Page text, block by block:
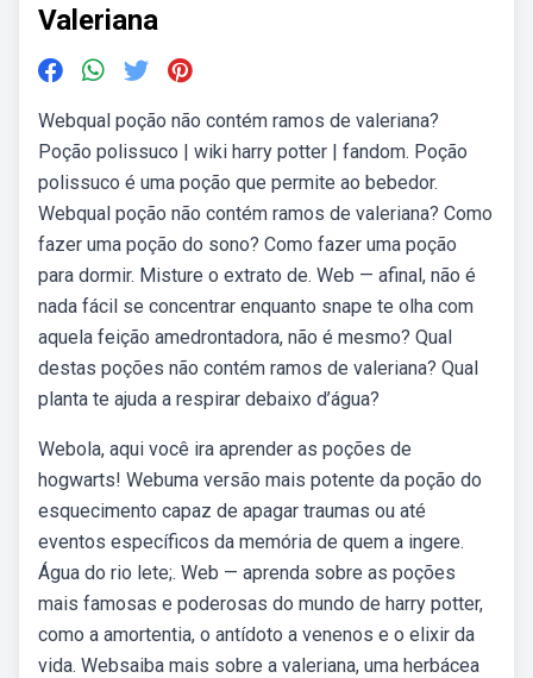
Valeriana
Webqual poção não contém ramos de valeriana?
Poção polissuco | wiki harry potter | fandom. Poção
polissuco é uma poção que permite ao bebedor.
Webqual poção não contém ramos de valeriana? Como
fazer uma poção do sono? Como fazer uma poção
para dormir. Misture o extrato de. Web — afinal, não é
nada fácil se concentrar enquanto snape te olha com
aquela feição amedrontadora, não é mesmo? Qual
destas poções não contém ramos de valeriana? Qual
planta te ajuda a respirar debaixo d’água?
Webola, aqui você ira aprender as poções de
hogwarts! Webuma versão mais potente da poção do
esquecimento capaz de apagar traumas ou até
eventos específicos da memória de quem a ingere.
Água do rio lete;. Web — aprenda sobre as poções
mais famosas e poderosas do mundo de harry potter,
como a amortentia, o antídoto a venenos e o elixir da
vida. Websaiba mais sobre a valeriana, uma herbácea